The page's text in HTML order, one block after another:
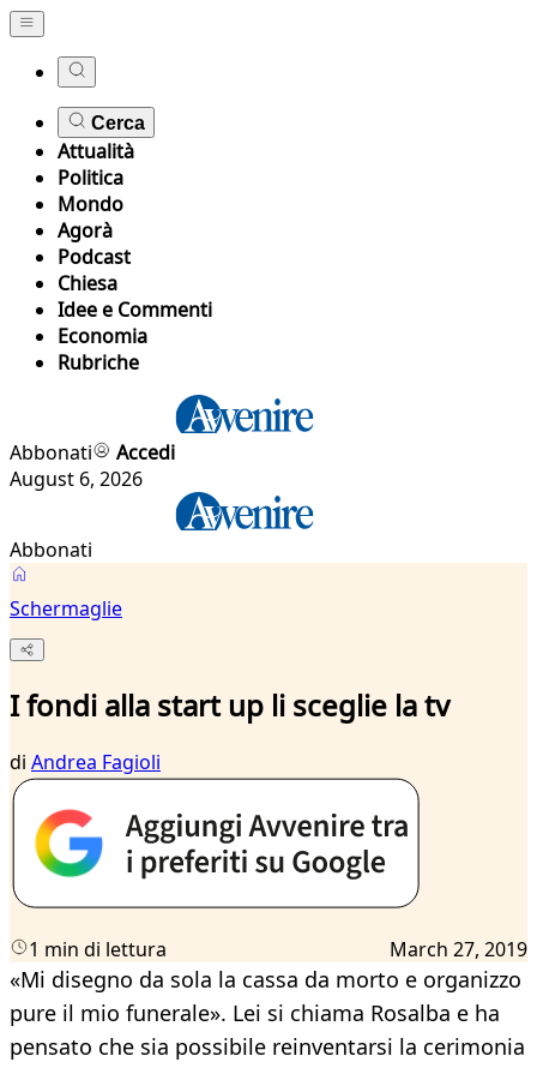
Cerca
Attualità
Politica
Mondo
Agorà
Podcast
Chiesa
Idee e Commenti
Economia
Rubriche
Abbonati
Accedi
August 6, 2026
Abbonati
Schermaglie
I fondi alla start up li sceglie la tv
di Andrea Fagioli
1 min di lettura March 27, 2019
«Mi disegno da sola la cassa da morto e organizzo
pure il mio funerale». Lei si chiama Rosalba e ha
pensato che sia possibile reinventarsi la cerimonia